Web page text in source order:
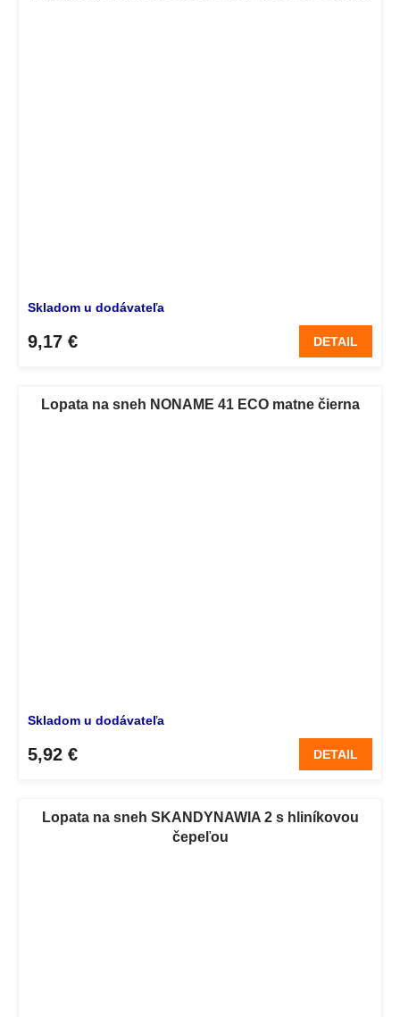
Skladom u dodávateľa
9,17 € DETAIL
Lopata na sneh NONAME 41 ECO matne čierna
Skladom u dodávateľa
5,92 € DETAIL
Lopata na sneh SKANDYNAWIA 2 s hliníkovou
čepeľou